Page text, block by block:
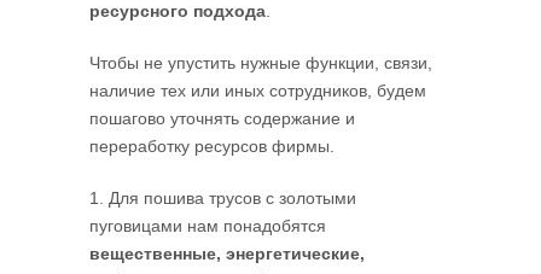
ресурсного подхода
Чтобы не упустить нужные функции, связи,
наличие тех или иных сотрудников, будем
пошагово уточнять содержание и
переработку ресурсов фирмы.
1. Для пошива трусов с золотыми
пуговицами нам понадобятся
вещественные, энергетические,